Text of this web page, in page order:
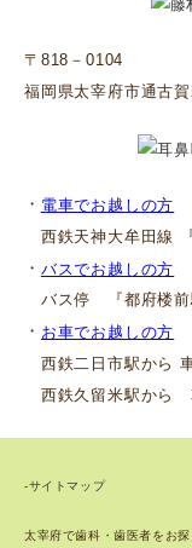
〒818－0104
福岡県太宰府市通古
・ 電車でお越しの方
西鉄天神大牟田線
・ バスでお越しの方
バス停 『都府楼
・ お車でお越しの方
西鉄二日市駅から
西鉄久留米駅から
-サイトマップ
太宰府で歯科・歯医者をお